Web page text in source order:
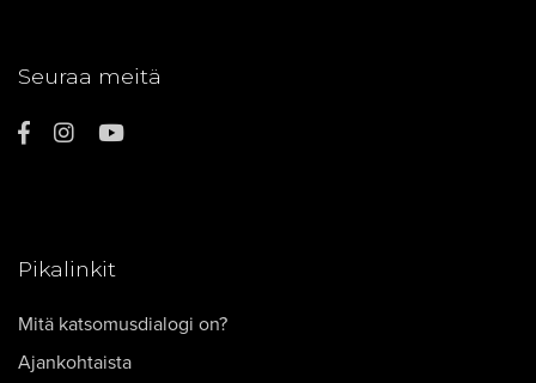
Seuraa meitä
Pikalinkit
Mitä katsomusdialogi on?
Ajankohtaista